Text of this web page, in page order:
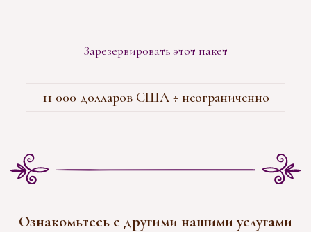
Зарезервировать этот пакет
11 000 долларов США ÷ неограниченно
Ознакомьтесь с другими нашими услугами